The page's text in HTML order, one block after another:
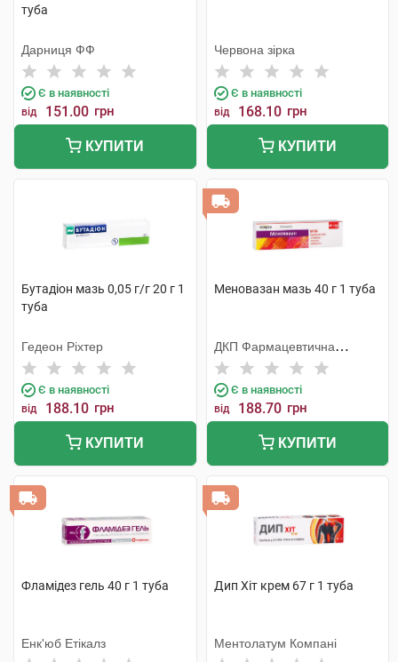
туба
Дарниця ФФ
Є в наявності
від 151.00 грн
КУПИТИ
Червона зірка
Є в наявності
від 168.10 грн
КУПИТИ
Бутадіон мазь 0,05 г/г 20 г 1
туба
Гедеон Ріхтер
Є в наявності
від 188.10 грн
КУПИТИ
Меновазан мазь 40 г 1 туба
ДКП Фармацевтична
фабрика
Є в наявності
від 188.70 грн
КУПИТИ
Фламідез гель 40 г 1 туба
Енк'юб Етікалз
Дип Хіт крем 67 г 1 туба
Ментолатум Компані